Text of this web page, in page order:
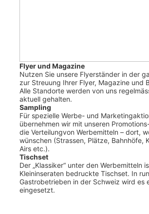
Flyer und Magazine
Nutzen Sie unsere Flyerständer in der
zur Streuung Ihrer Flyer, Magazine und
Alle Standorte werden von uns
aktuell gehalten.
Sampling
Für spezielle Werbe- und
übernehmen wir mit unseren
die Verteilungvon Werbemitteln – dort,
wünschen (Strassen, Plätze, Bahnhöfe,
Airs etc.).
Tischset
Der „Klassiker“ unter den Werbemitteln
Kleininseraten bedruckte Tischset. In
Gastrobetrieben in der Schweiz wird es
eingesetzt.